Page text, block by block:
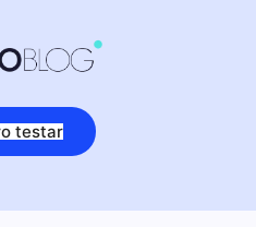
testar